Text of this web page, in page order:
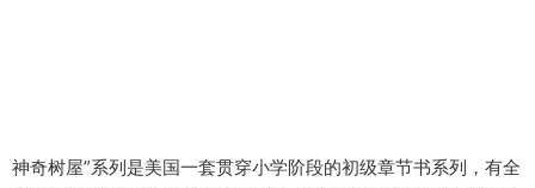
神奇树屋”系列是美国一套贯穿小学阶段的初级章节书系列，有全